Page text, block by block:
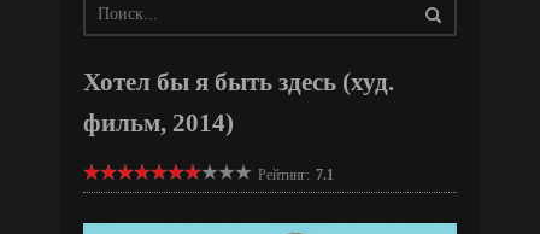
Хотел бы я быть здесь (худ.
фильм, 2014)
Рейтинг: 7.1